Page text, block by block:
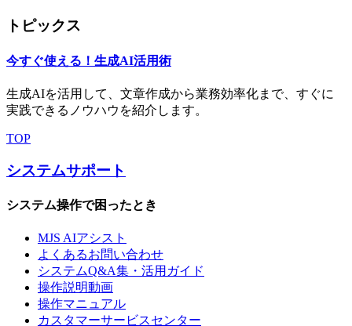
トピックス
今すぐ使える！生成AI活用術
生成AIを活用して、文章作成から業務効率化まで、すぐに
実践できるノウハウを紹介します。
TOP
システムサポート
システム操作で困ったとき
MJS AIアシスト
よくあるお問い合わせ
システムQ&A集・活用ガイド
操作説明動画
操作マニュアル
カスタマーサービスセンター